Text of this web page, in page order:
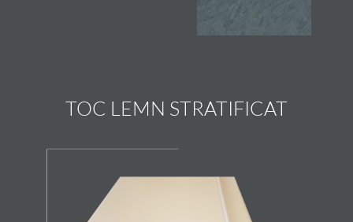
TOC LEMN STRATIFICAT